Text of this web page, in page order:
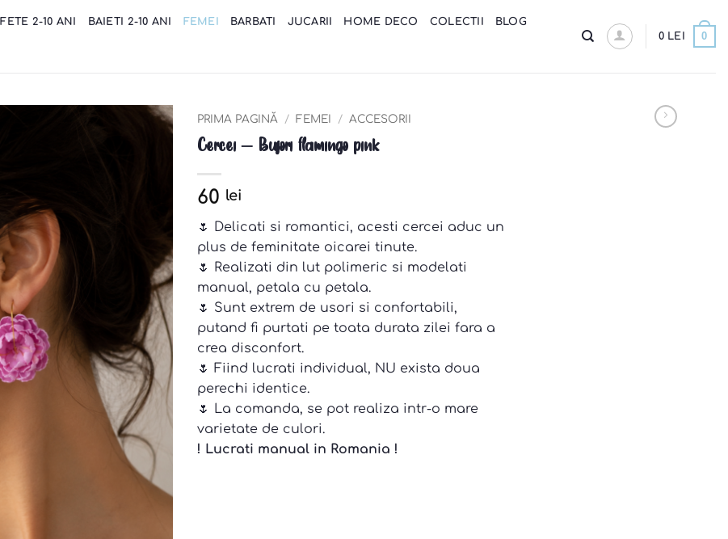
FETE 2-10 ANI BAIETI 2-10 ANI FEMEI BARBATI JUCARII HOME DECO COLECTII BLOG
0 LEI 0
PRIMA PAGINĂ / FEMEI / ACCESORII
Cercei – Bujori flamingo pink
60 lei
🌷 Delicati si romantici, acesti cercei aduc un
plus de feminitate oicarei tinute.
🌷 Realizati din lut polimeric si modelati
manual, petala cu petala.
🌷 Sunt extrem de usori si confortabili,
putand fi purtati pe toata durata zilei fara a
crea disconfort.
🌷 Fiind lucrati individual, NU exista doua
perechi identice.
🌷 La comanda, se pot realiza intr-o mare
varietate de culori.
! Lucrati manual in Romania !